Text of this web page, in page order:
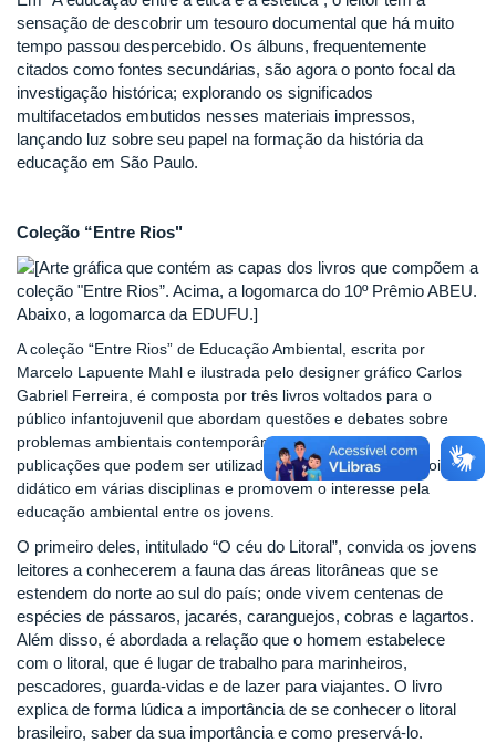
sensação de descobrir um tesouro documental que há muito
tempo passou despercebido. Os álbuns, frequentemente
citados como fontes secundárias, são agora o ponto focal da
investigação histórica; explorando os significados
multifacetados embutidos nesses materiais impressos,
lançando luz sobre seu papel na formação da história da
educação em São Paulo.
Coleção “Entre Rios"
A coleção “Entre Rios” de Educação Ambiental, escrita por
Marcelo Lapuente Mahl e ilustrada pelo designer gráfico Carlos
Gabriel Ferreira, é composta por três livros voltados para o
público infantojuvenil que abordam questões e debates sobre
problemas ambientais contemporâneos; contando com
publicações que podem ser utilizadas como material de apoio
didático em várias disciplinas e promovem o interesse pela
educação ambiental entre os jovens.
O primeiro deles, intitulado “O céu do Litoral”, convida os jovens
leitores a conhecerem a fauna das áreas litorâneas que se
estendem do norte ao sul do país; onde vivem centenas de
espécies de pássaros, jacarés, caranguejos, cobras e lagartos.
Além disso, é abordada a relação que o homem estabelece
com o litoral, que é lugar de trabalho para marinheiros,
pescadores, guarda-vidas e de lazer para viajantes. O livro
explica de forma lúdica a importância de se conhecer o litoral
brasileiro, saber da sua importância e como preservá-lo.